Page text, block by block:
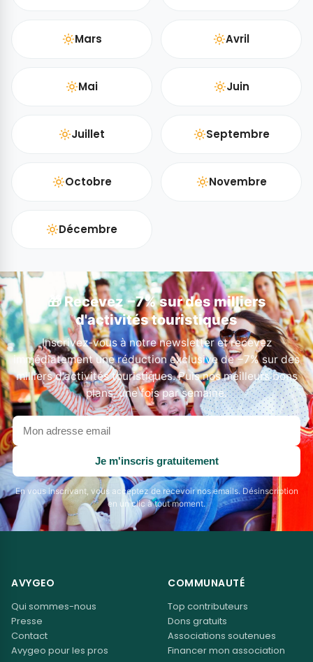
Mars Avril
Mai Juin
Juillet Septembre
Octobre Novembre
Décembre
🎁 Recevez −7% sur des milliers
d'activités touristiques
Inscrivez-vous à notre newsletter et recevez
immédiatement une réduction exclusive de −7% sur des
milliers d'activités touristiques. Puis nos meilleurs bons
plans, une fois par semaine.
Votre
adresse
email
Je m'inscris gratuitement
En vous inscrivant, vous acceptez de recevoir nos emails. Désinscription
en un clic à tout moment.
AVYGEO
Qui sommes-nous
Presse
Contact
Avygeo pour les pros
COMMUNAUTÉ
Top contributeurs
Dons gratuits
Associations soutenues
Financer mon association